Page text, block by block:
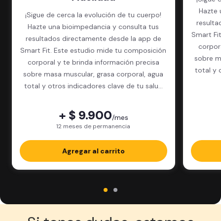
¡Sigue de cerca la evolución de tu cuerpo!
Hazte una bioimpedancia y consulta tus
resultados directamente desde la app de
Smart Fit. Este estudio mide tu composición
corporal y te brinda información precisa
sobre masa muscular, grasa corporal, agua
total y otros indicadores clave de tu salud
+ $ 9.900/mes
12 meses de permanencia
Agregar al carrito
Hazte
Smart
sobre
total y